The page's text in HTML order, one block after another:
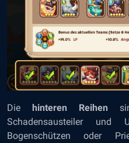
Diehinteren Reihen
Schadensausteiler und
Bogenschützen oder